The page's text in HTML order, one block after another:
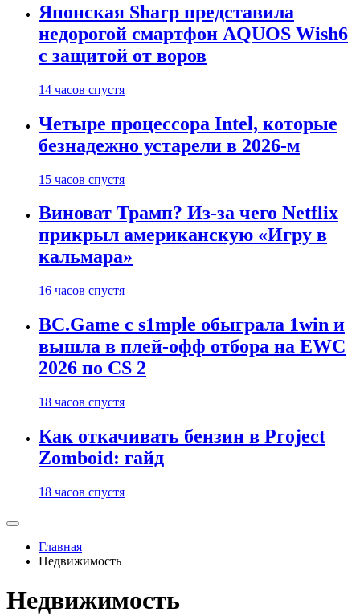
Японская Sharp представила
недорогой смартфон AQUOS Wish6
с защитой от воров
14 часов спустя
Четыре процессора Intel, которые
безнадежно устарели в 2026-м
15 часов спустя
Виноват Трамп? Из-за чего Netflix
прикрыл американскую «Игру в
кальмара»
16 часов спустя
BC.Game с s1mple обыграла 1win и
вышла в плей-офф отбора на EWC
2026 по CS 2
18 часов спустя
Как откачивать бензин в Project
Zomboid: гайд
18 часов спустя
Главная
Недвижимость
Недвижимость